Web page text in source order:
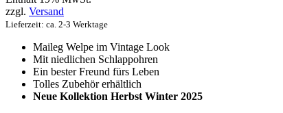
zzgl. Versand
Lieferzeit: ca. 2-3 Werktage
Maileg Welpe im Vintage Look
Mit niedlichen Schlappohren
Ein bester Freund fürs Leben
Tolles Zubehör erhältlich
Neue Kollektion Herbst Winter 2025